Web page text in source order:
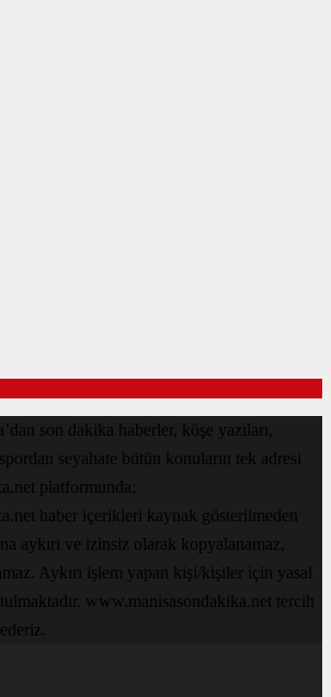
son dakika haberler, köşe yazıları,
seyahate bütün konuların tek adresi
platformunda;
haber içerikleri kaynak gösterilmeden
aykırı ve izinsiz olarak kopyalanamaz,
Aykırı işlem yapan kişi/kişiler için yasal
www.manisasondakika.net tercih